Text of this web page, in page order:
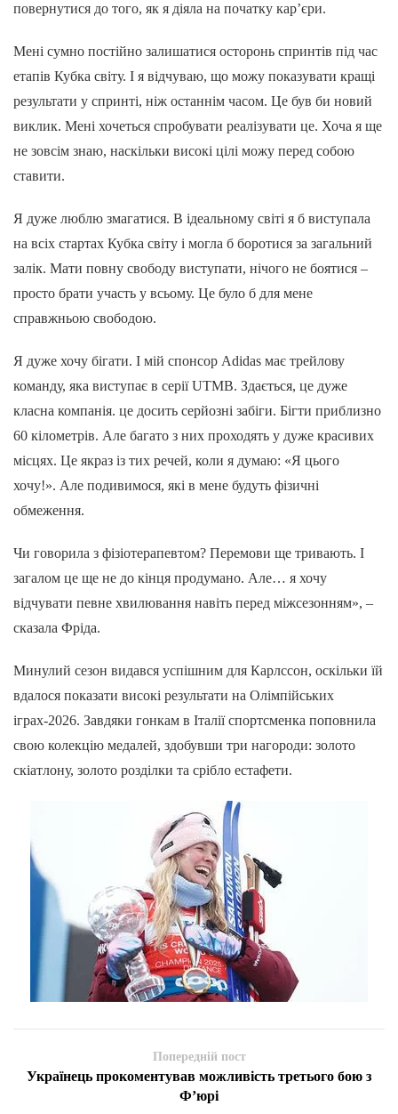
повернутися до того, як я діяла на початку кар’єри.
Мені сумно постійно залишатися осторонь спринтів під час
етапів Кубка світу. І я відчуваю, що можу показувати кращі
результати у спринті, ніж останнім часом. Це був би новий
виклик. Мені хочеться спробувати реалізувати це. Хоча я ще
не зовсім знаю, наскільки високі цілі можу перед собою
ставити.
Я дуже люблю змагатися. В ідеальному світі я б виступала
на всіх стартах Кубка світу і могла б боротися за загальний
залік. Мати повну свободу виступати, нічого не боятися –
просто брати участь у всьому. Це було б для мене
справжньою свободою.
Я дуже хочу бігати. І мій спонсор Adidas має трейлову
команду, яка виступає в серії UTMB. Здається, це дуже
класна компанія. це досить серйозні забіги. Бігти приблизно
60 кілометрів. Але багато з них проходять у дуже красивих
місцях. Це якраз із тих речей, коли я думаю: «Я цього
хочу!». Але подивимося, які в мене будуть фізичні
обмеження.
Чи говорила з фізіотерапевтом? Перемови ще тривають. І
загалом це ще не до кінця продумано. Але… я хочу
відчувати певне хвилювання навіть перед міжсезонням», –
сказала Фріда.
Минулий сезон видався успішним для Карлссон, оскільки їй
вдалося показати високі результати на Олімпійських
іграх-2026. Завдяки гонкам в Італії спортсменка поповнила
свою колекцію медалей, здобувши три нагороди: золото
скіатлону, золото розділки та срібло естафети.
Попередній пост
Українець прокоментував можливість третього бою з
Ф’юрі